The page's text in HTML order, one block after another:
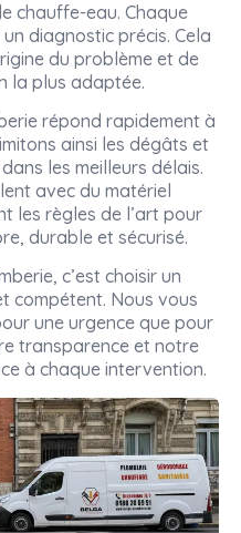
chauffe-eau. Chaque
diagnostic précis. Cela
du problème et de
la plus adaptée.
répond rapidement à
ainsi les dégâts et
les meilleurs délais.
avec du matériel
les règles de l’art pour
durable et sécurisé.
c’est choisir un
compétent. Nous vous
une urgence que pour
transparence et notre
à chaque intervention.